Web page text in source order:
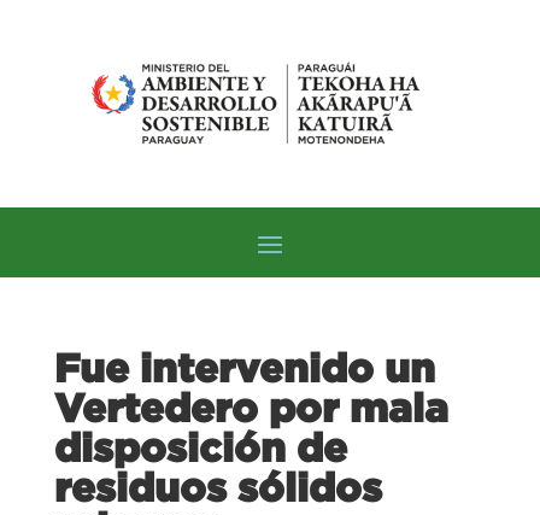
Fue intervenido un
Vertedero por mala
disposición de
residuos sólidos